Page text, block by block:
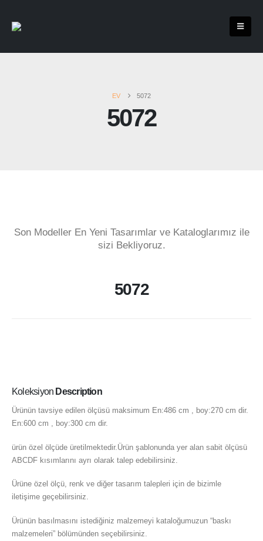
EV 5072
5072
Son Modeller En Yeni Tasarımlar ve Kataloglarımız ile
sizi Bekliyoruz.
5072
Koleksiyon Description
Ürünün tavsiye edilen ölçüsü maksimum En:486 cm , boy:270 cm dir.
En:600 cm , boy:300 cm dir.
ürün özel ölçüde üretilmektedir.Ürün şablonunda yer alan sabit ölçüsü
ABCDF kısımlarını ayrı olarak talep edebilirsiniz.
Ürüne özel ölçü, renk ve diğer tasarım talepleri için de bizimle
iletişime geçebilirsiniz.
Ürünün basılmasını istediğiniz malzemeyi kataloğumuzun “baskı
malzemeleri” bölümünden seçebilirsiniz.